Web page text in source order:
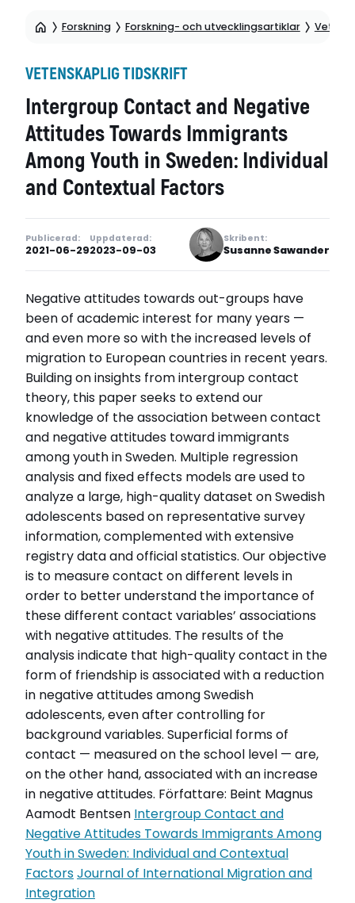
Forskning Forskning- och utvecklingsartiklar
VETENSKAPLIG TIDSKRIFT
Intergroup Contact and Negative
Attitudes Towards Immigrants
Among Youth in Sweden: Individual
and Contextual Factors
Publicerad:
2021-06-29
Uppdaterad:
2023-09-03
Skribent:
Susanne Sawander
Negative attitudes towards out-groups have
been of academic interest for many years —
and even more so with the increased levels of
migration to European countries in recent years.
Building on insights from intergroup contact
theory, this paper seeks to extend our
knowledge of the association between contact
and negative attitudes toward immigrants
among youth in Sweden. Multiple regression
analysis and fixed effects models are used to
analyze a large, high-quality dataset on Swedish
adolescents based on representative survey
information, complemented with extensive
registry data and official statistics. Our objective
is to measure contact on different levels in
order to better understand the importance of
these different contact variables’ associations
with negative attitudes. The results of the
analysis indicate that high-quality contact in the
form of friendship is associated with a reduction
in negative attitudes among Swedish
adolescents, even after controlling for
background variables. Superficial forms of
contact — measured on the school level — are,
on the other hand, associated with an increase
in negative attitudes. Författare: Beint Magnus
Aamodt Bentsen Intergroup Contact and
Negative Attitudes Towards Immigrants Among
Youth in Sweden: Individual and Contextual
FactorsJournal of International Migration and
Integration